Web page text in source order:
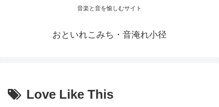
音楽と音を愉しむサイト
おといれこみち・音淹れ小径
Love Like This